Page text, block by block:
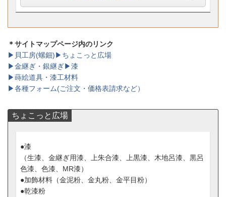
＊サイトマップページ内のリンク
▶貝工房(螺鈿)▶ちょこっと広場
▶金継ぎ・銀継ぎ▶漆
▶蒔絵道具・漆工材料
▶各種フォーム(ご注文・価格表請求など）
ちょこっと広場
●漆
（生漆、金継ぎ用漆、上朱合漆、上黒漆、木地呂漆、黒呂
色漆、色漆、MR漆）
●加飾材料 （金泥粉、金丸粉、金平目粉）
●乾漆粉